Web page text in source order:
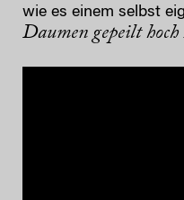
wie es einem selbst
Daumen gepeilt